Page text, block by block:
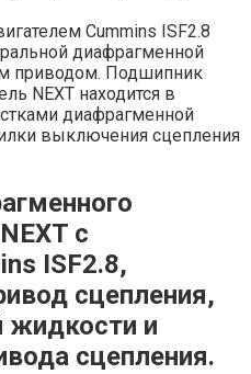
Cummins ISF2.8
диафрагменной
приводом. Подшипник
NEXT находится в
диафрагменной
выключения сцепления
с
ISF2.8,
сцепления,
жидкости и
сцепления.